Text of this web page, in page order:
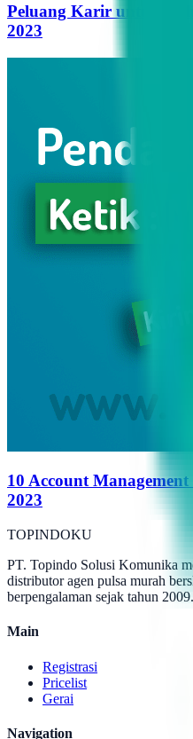
Peluang Karir untuk
2023
10 Account
2023
TOPINDOKU
PT. Topindo Solusi Komunika
distributor agen pulsa murah
berpengalaman sejak tahun 2009.
Main
Registrasi
Pricelist
Gerai
Navigation